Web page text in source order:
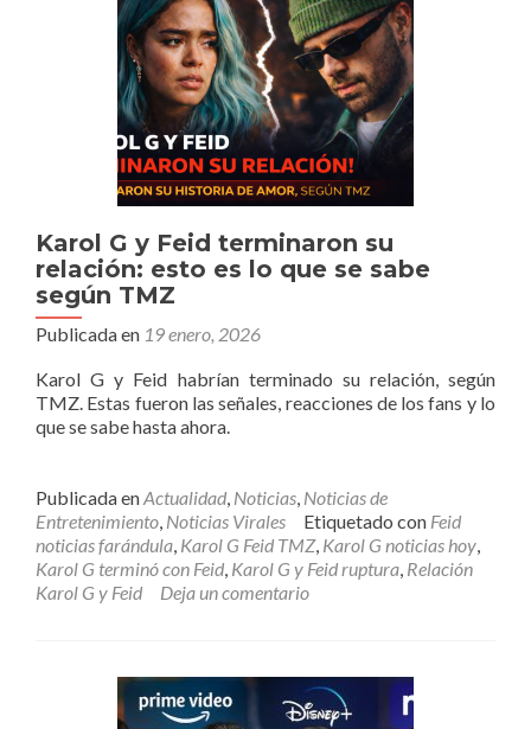
Karol G y Feid terminaron su
relación: esto es lo que se sabe
según TMZ
Publicada en 19 enero, 2026
Karol G y Feid habrían terminado su relación, según
TMZ. Estas fueron las señales, reacciones de los fans y lo
que se sabe hasta ahora.
Publicada enActualidad, Noticias, Noticias de
Entretenimiento, Noticias Virales Etiquetado con Feid
noticias farándula, Karol G Feid TMZ, Karol G noticias hoy,
Karol G terminó con Feid, Karol G y Feid ruptura, Relación
Karol G y Feid
Deja un comentario